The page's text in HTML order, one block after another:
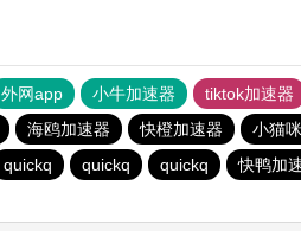
外网app 小牛加速器 tiktok加速器
海鸥加速器 快橙加速器 小猫
quickq quickq quickq 快鸭加